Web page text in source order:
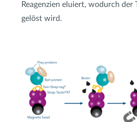
Reagenzien eluiert, wodurch der
gelöst wird.